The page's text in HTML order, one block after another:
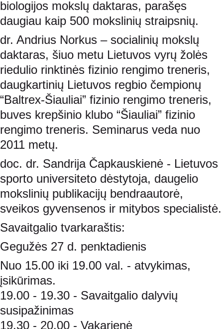
biologijos mokslų daktaras, parašęs
daugiau kaip 500 mokslinių straipsnių.
dr. Andrius Norkus – socialinių mokslų
daktaras, šiuo metu Lietuvos vyrų žolės
riedulio rinktinės fizinio rengimo treneris,
daugkartinių Lietuvos regbio čempionų
“Baltrex-Šiauliai” fizinio rengimo treneris,
buves krepšinio klubo “Šiauliai” fizinio
rengimo treneris. Seminarus veda nuo
2011 metų.
doc. dr. Sandrija Čapkauskienė - Lietuvos
sporto universiteto dėstytoja, daugelio
mokslinių publikacijų bendraautorė,
sveikos gyvensenos ir mitybos specialistė.
Savaitgalio tvarkaraštis:
Gegužės 27 d. penktadienis
Nuo 15.00 iki 19.00 val. - atvykimas,
įsikūrimas.
19.00 - 19.30 - Savaitgalio dalyvių
susipažinimas
19.30 - 20.00 - Vakarienė